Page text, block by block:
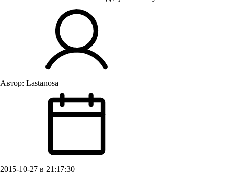
Автор: Lastanosa
2015-10-27 в 21:17:30